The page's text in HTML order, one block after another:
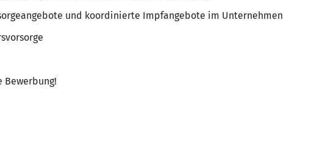
und koordinierte Impfangebote im Unternehmen
Bewerbung!